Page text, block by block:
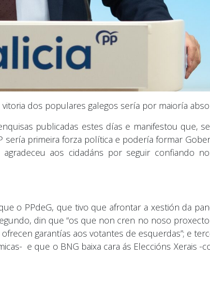
dos populares galegos sería por maioría
publicadas estes días e manifestou que,
primeira forza política e podería formar
aos cidadáns por seguir confiando
o PPdeG, que tivo que afrontar a xestión da
din que “os que non cren no noso
garantías aos votantes de esquerdas”; e
e que o BNG baixa cara ás Eleccións Xerais -